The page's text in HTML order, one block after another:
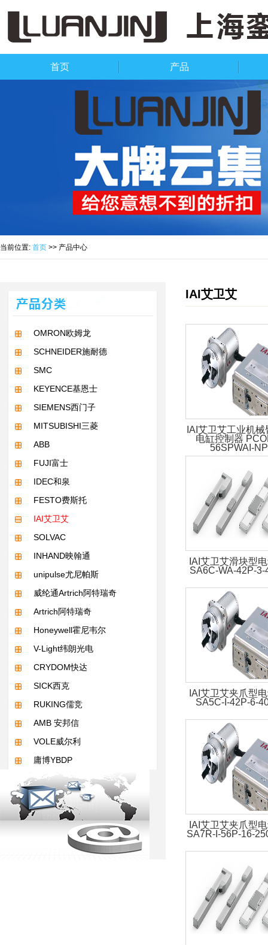
首页 产品
当前位置: 首页 >> 产品中心
OMRON欧姆龙
SCHNEIDER施耐德
SMC
KEYENCE基恩士
SIEMENS西门子
MITSUBISHI三菱
ABB
FUJI富士
IDEC和泉
FESTO费斯托
IAI艾卫艾
SOLVAC
INHAND映翰通
unipulse尤尼帕斯
威纶通Artrich阿特瑞奇
Artrich阿特瑞奇
Honeywell霍尼韦尔
V-Light纬朗光电
CRYDOM快达
SICK西克
RUKING儒竞
AMB 安邦信
VOLE威尔利
庸博YBDP
IAI艾卫艾
IAI艾卫艾工业机
电缸控制器
56SPWAI-
IAI艾卫艾滑块型
SA6C-WA-42P-3-
IAI艾卫艾夹爪型
SA5C-I-42P-6-
IAI艾卫艾夹爪型
SA7R-I-56P-16-